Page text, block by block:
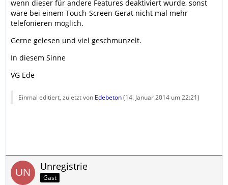
wenn dieser für andere Features deaktiviert wurde, sonst
wäre bei einem Touch-Screen Gerät nicht mal mehr
telefonieren möglich.
Gerne gelesen und viel geschmunzelt.
In diesem Sinne
VG Ede
Einmal editiert, zuletzt von Edebeton(14. Januar 2014 um 22:21)
Unregistrie
Gast